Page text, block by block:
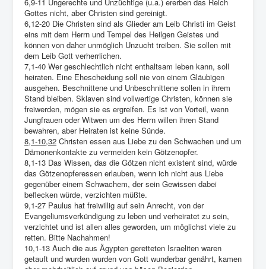
Gottes nicht, aber Christen sind gereinigt.
6,12-20 Die Christen sind als Glieder am Leib Christi im Geist
eins mit dem Herrn und Tempel des Heilgen Geistes und
können von daher unmöglich Unzucht treiben. Sie sollen mit
dem Leib Gott verherrlichen.
7,1-40 Wer geschlechtlich nicht enthaltsam leben kann, soll
heiraten. Eine Ehescheidung soll nie von einem Gläubigen
ausgehen. Beschnittene und Unbeschnittene sollen in ihrem
Stand bleiben. Sklaven sind vollwertige Christen, können sie
freiwerden, mögen sie es ergreifen. Es ist von Vorteil, wenn
Jungfrauen oder Witwen um des Herrn willen ihren Stand
bewahren, aber Heiraten ist keine Sünde.
8,1-10,32 Christen essen aus Liebe zu den Schwachen und um
Dämonenkontakte zu vermeiden kein Götzenopfer.
8,1-13 Das Wissen, das die Götzen nicht existent sind, würde
das Götzenopferessen erlauben, wenn ich nicht aus Liebe
gegenüber einem Schwachem, der sein Gewissen dabei
beflecken würde, verzichten müßte.
9,1-27 Paulus hat freiwillig auf sein Anrecht, von der
Evangeliumsverkündigung zu leben und verheiratet zu sein,
verzichtet und ist allen alles geworden, um möglichst viele zu
retten. Bitte Nachahmen!
10,1-13 Auch die aus Ägypten geretteten Israeliten waren
getauft und wurden wurden von Gott wunderbar genährt, kamen